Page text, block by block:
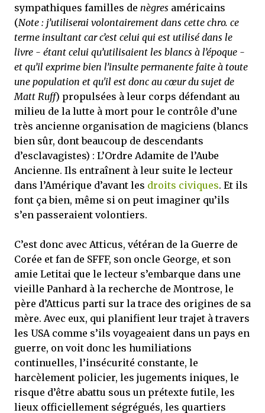
sympathiques familles de nègres américains
(Note : j’utiliserai volontairement dans cette chro. ce
terme insultant car c’est celui qui est utilisé dans le
livre - étant celui qu’utilisaient les blancs à l’époque -
et qu’il exprime bien l’insulte permanente faite à toute
une population et qu'il est donc au cœur du sujet de
Matt Ruff) propulsées à leur corps défendant au
milieu de la lutte à mort pour le contrôle d’une
très ancienne organisation de magiciens (blancs
bien sûr, dont beaucoup de descendants
d’esclavagistes) : L’Ordre Adamite de l’Aube
Ancienne. Ils entraînent à leur suite le lecteur
dans l’Amérique d’avant les droits civiques. Et ils
font ça bien, même si on peut imaginer qu’ils
s’en passeraient volontiers.
C’est donc avec Atticus, vétéran de la Guerre de
Corée et fan de SFFF, son oncle George, et son
amie Letitai que le lecteur s’embarque dans une
vieille Panhard à la recherche de Montrose, le
père d’Atticus parti sur la trace des origines de sa
mère. Avec eux, qui planifient leur trajet à travers
les USA comme s’ils voyageaient dans un pays en
guerre, on voit donc les humiliations
continuelles, l’insécurité constante, le
harcèlement policier, les jugements iniques, le
risque d’être abattu sous un prétexte futile, les
lieux officiellement ségrégués, les quartiers